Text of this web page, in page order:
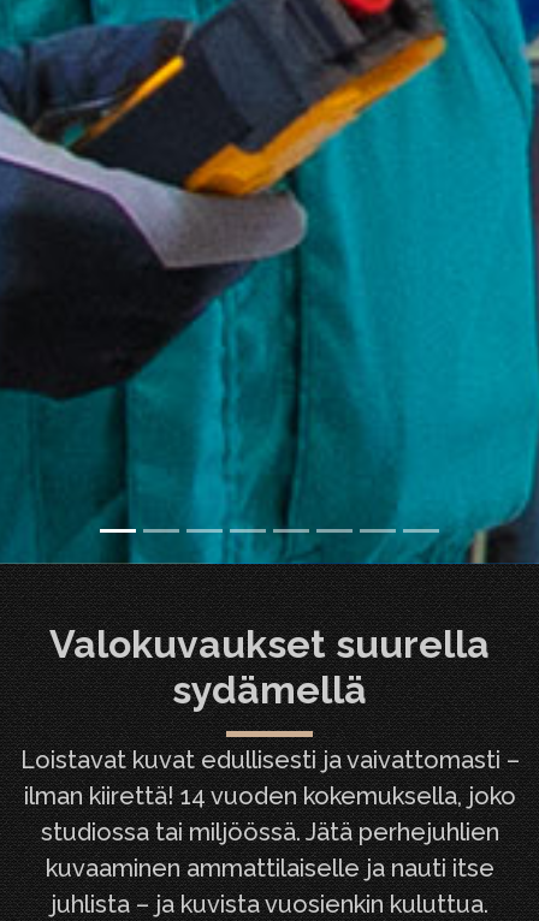
Valokuvaukset suurella
sydämellä
Loistavat kuvat edullisesti ja vaivattomasti –
ilman kiirettä! 14 vuoden kokemuksella, joko
studiossa tai miljöössä. Jätä perhejuhlien
kuvaaminen ammattilaiselle ja nauti itse
juhlista – ja kuvista vuosienkin kuluttua.